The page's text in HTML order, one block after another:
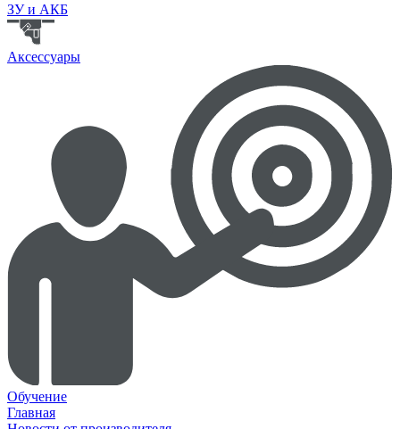
ЗУ и АКБ
Аксессуары
Обучение
Главная